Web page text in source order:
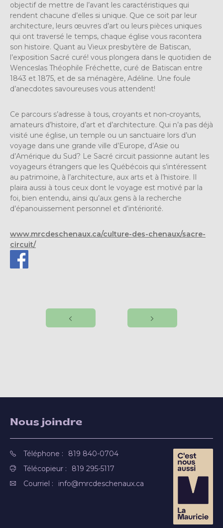
objectif de mettre de l’avant les caractéristiques qui
rendent chacune d’elles si unique. Que ce soit par leur
architecture, leurs œuvres d’art ou leurs pièces uniques
qui ont traversé le temps, chaque église vous racontera
son histoire. Quant au Vieux presbytère de Batiscan,
l’exposition Sacré curé! vous plongera dans le quotidien de
Wenceslas Théophile Fréchette, curé de Batiscan entre
1843 et 1875, et de sa ménagère, Adéline. Une foule
d’anecdotes savoureuses vous attendent!
Ce parcours s’adresse à tous, croyants et non-croyants,
amateurs d’histoire, d’art et d’architecture. Qui n’a pas déjà
visité une église, un temple ou un sanctuaire lors d’un
voyage dans une grande ville d’Europe, d’Asie ou
d’Amérique du Sud? Le Sacré circuit passionne autant les
voyageurs étrangers que les Québécois qui s’intéressent
au patrimoine, à l’architecture, aux arts et à l’histoire. Il
plaira aussi à tous ceux dont le voyage est motivé par la
foi, bien entendu, ainsi qu’aux gens à la recherche
d’épanouissement personnel et d’intériorité.
www.mrcdeschenaux.ca/culture-des-chenaux/sacre-
circuit/
Nous joindre
Téléphone :
819 840-0704
Télécopieur :
819 295-5117
Courriel :
info@mrcdeschenaux.ca